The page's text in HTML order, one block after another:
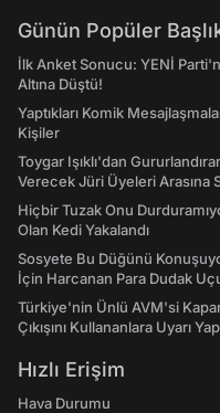
Günün Popüler
İlk Anket Sonucu: YENİ
Altına Düştü!
Yaptıkları Komik
Kişiler
Toygar Işıklı'dan
Verecek Jüri Üyeleri Arasına
Hiçbir Tuzak Onu
Olan Kedi Yakalandı
Sosyete Bu Düğünü
İçin Harcanan Para Dudak
Türkiye'nin Ünlü AVM'si
Çıkışını Kullananlara Uyarı
Hızlı Erişim
Hava Durumu